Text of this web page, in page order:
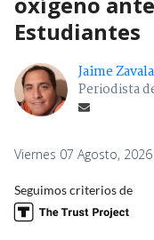
Estudiantes
Jaime Zavala
Periodista
Viernes 07 Agosto,
Seguimos criterios de